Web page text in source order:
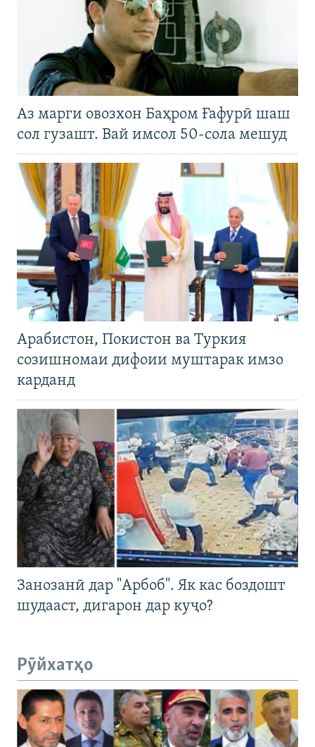
Аз марги овозхон Баҳром Ғафурӣ шаш
сол гузашт. Вай имсол 50-сола мешуд
Арабистон, Покистон ва Туркия
созишномаи дифоии муштарак имзо
карданд
Занозанӣ дар "Арбоб". Як кас боздошт
шудааст, дигарон дар куҷо?
Рӯйхатҳо